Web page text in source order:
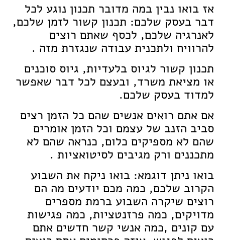
אז בואו נבין במה מדובר תכנון נוגע לכל
דבר בעסק שלכם: תכנון קשור לזמן שלכם,
לאנרגיה שלכם, לכסף שאתם רוצים
להרוויח ולתכנית עבודה שנגזרת מזה .
תכנון קשור לגיוס בלעדיות, גיוס סוכנים
או מציאת משרד, ובעצם לכל דבר שאפשר
למדוד בעסק שלכם.
אם אתם רואים אנשים שהם כל הזמן רצים
סביב הזנב של עצמם וכל הזמן אומרים
שהם לא מספיקים כלום, כנראה שהם לא
מתכננים ורק מגיבים לסיטואציות .
בואו ניתן דוגמא: בואו ניקח את השבוע
הקרוב שלכם, כמה מכם יודעים מה הם
רוצים שיקרה השבוע ברמת מספרים
מדויקים, כמה פרזנטציות, כמה פגישות
עם קונים ,כמה אנשי קשר חדשים אתם